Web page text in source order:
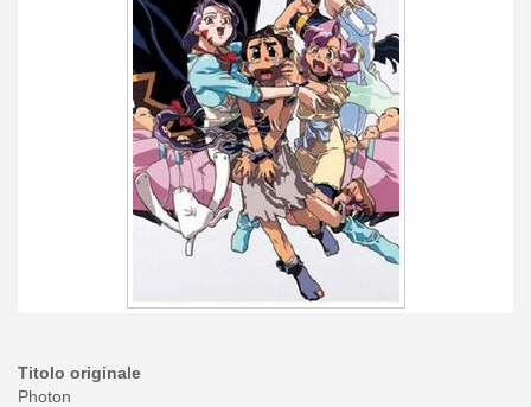
Titolo originale
Photon